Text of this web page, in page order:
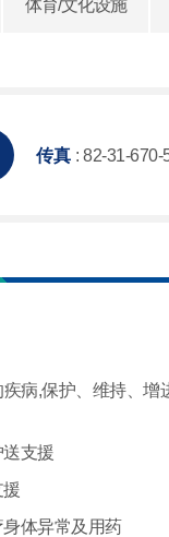
体育/文化设施
传真 : 82-31-670-
病,保护、维持、
支援
体异常及用药